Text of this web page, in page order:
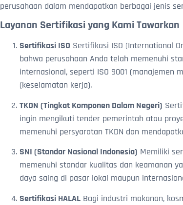
perusahaan dalam mendapatkan berbagai jenis
Layanan Sertifikasi yang Kami Tawarkan
Sertifikasi ISO Sertifikasi ISO (International
bahwa perusahaan Anda telah memenuhi
internasional, seperti ISO 9001 (manajemen
(keselamatan kerja).
TKDN (Tingkat Komponen Dalam Negeri)
ingin mengikuti tender pemerintah atau
memenuhi persyaratan TKDN dan
SNI (Standar Nasional Indonesia) Memiliki
memenuhi standar kualitas dan keamanan
daya saing di pasar lokal maupun
Sertifikasi HALALBagi industri makanan,